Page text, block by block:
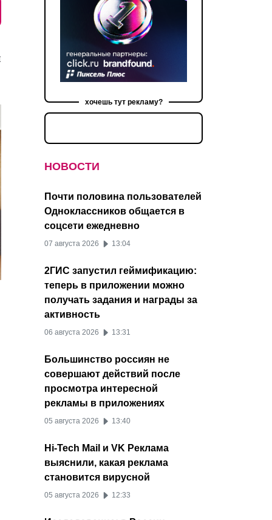
хочешь тут рекламу?
НОВОСТИ
Почти половина пользователей
Одноклассников общается в
соцсети ежедневно
07 августа 2026 13:04
2ГИС запустил геймификацию:
теперь в приложении можно
получать задания и награды за
активность
06 августа 2026 13:31
Большинство россиян не
совершают действий после
просмотра интересной
рекламы в приложениях
05 августа 2026 13:40
Hi-Tech Mail и VK Реклама
выяснили, какая реклама
становится вирусной
05 августа 2026 12:33